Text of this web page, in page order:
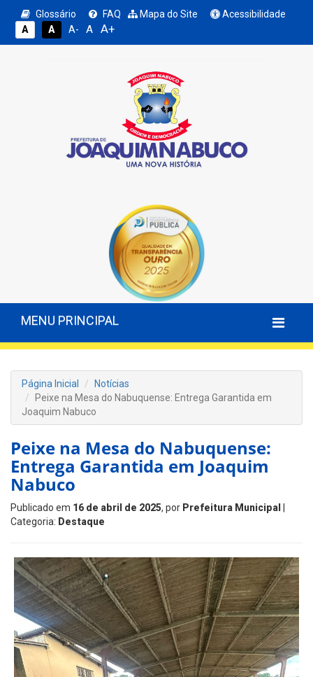
Glossário FAQ Mapa do Site
Acessibilidade
A
A A- A A+
MENU PRINCIPAL
Página Inicial
Notícias
Peixe na Mesa do Nabuquense: Entrega Garantida em
Joaquim Nabuco
Peixe na Mesa do Nabuquense:
Entrega Garantida em Joaquim
Nabuco
Publicado em 16 de abril de 2025, por Prefeitura Municipal
Categoria: Destaque